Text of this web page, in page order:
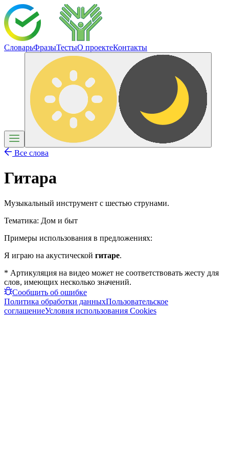
СловарьФразыТестыО проектеКонтакты
Все слова
Гитара
Музыкальный инструмент с шестью струнами.
Тематика: Дом и быт
Примеры использования в предложениях:
Я играю на акустической гитаре.
* Артикуляция на видео может не соответствовать жесту для
слов, имеющих несколько значений.
Сообщить об ошибке
Политика обработки данныхПользовательское
соглашениеУсловия использования Cookies